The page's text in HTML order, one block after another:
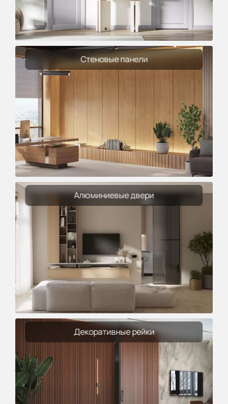
Стеновые панели
Алюминиевые двери
Декоративные рейки